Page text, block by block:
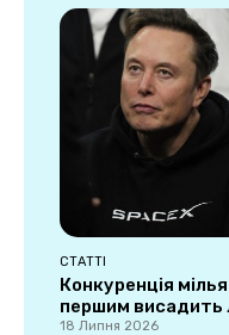
СТАТТІ
Конкуренція
першим висадить
18 Липня 2026